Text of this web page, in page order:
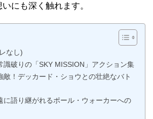
にも深く触れます。
なし)
識破りの「SKY MISSION」アクション集
敵！デッカード・ショウとの壮絶なバト
に語り継がれるポール・ウォーカーへの